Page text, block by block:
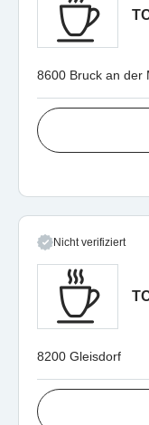
8600 Bruck an der
Nicht verifiziert
8200 Gleisdorf